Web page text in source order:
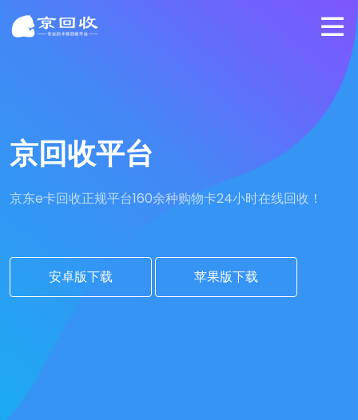
京回收平台
京东e卡回收正规平台160余种购物卡24小时在线回收！
安卓版下载 苹果版下载